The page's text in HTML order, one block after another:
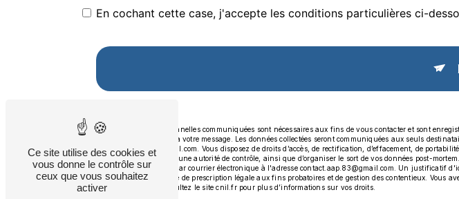
En cochant cette case, j'accepte les conditions particulières ci-
** Les données personnelles communiquées sont nécessaires aux fins de vous contacter et sont
seul but de répondre à votre message. Les données collectées seront communiquées aux seuls
contact.aap.83@gmail.com. Vous disposez de droits d’accès, de rectification, d’effacement, de
réclamation auprès d’une autorité de contrôle, ainsi que d’organiser le sort de vos données post-
Pierrefeu-du-Var ou par courrier électronique à l'adresse contact.aap.83@gmail.com. Un justificatif
puis pendant la durée de prescription légale aux fins probatoires et de gestion des contentieux. Vous
Bloctel.gouv.fr
. Consultez le site cnil.fr pour plus d’informations sur vos droits.
Ce site utilise des cookies et
vous donne le contrôle sur
ceux que vous souhaitez
activer